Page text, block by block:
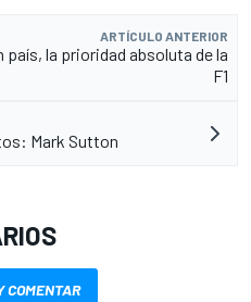
ARTÍCULO ANTERIOR
país, la prioridad absoluta de la
F1
Mark Sutton
COMENTAR